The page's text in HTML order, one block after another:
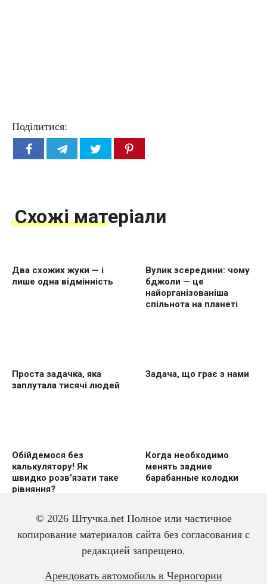
Поділитися:
Схожі матеріали
Два схожих жуки — і
лише одна відмінність
Вулик зсередини: чому
бджоли — це
найорганізованіша
спільнота на планеті
Проста задачка, яка
заплутала тисячі людей
Задача, що грає з нами
Обійдемося без
калькулятору! Як
швидко розвʼязати таке
рівняння?
Когда необходимо
менять задние
барабанные колодки
Цікава математична
задачка, яка змушує
поворушити мізкaмu
90% людей
помиляються у
вирішенні цієї задачки.
© 2026 Штучка.net Полное или частичное
копирование материалов сайта без согласования с
редакцией запрещено.
Арендовать автомобиль в Черногории